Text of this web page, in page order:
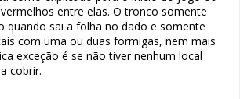
entre elas. O tronco somente
quando sai a folha no dado e somente
com uma ou duas formigas, nem mais
exceção é se não tiver nenhum local
cobrir.